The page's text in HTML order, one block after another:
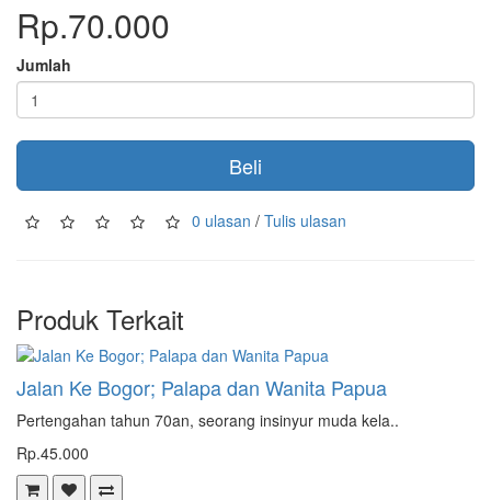
Rp.70.000
Jumlah
Beli
0 ulasan / Tulis ulasan
Produk Terkait
Jalan Ke Bogor; Palapa dan Wanita Papua
Pertengahan tahun 70an, seorang insinyur muda kela..
Rp.45.000